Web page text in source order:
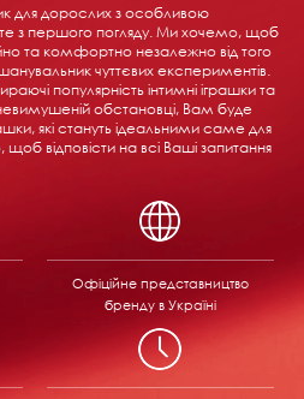
для дорослих з особливою
з першого погляду. Ми хочемо, щоб
та комфортно незалежно від того
чуттєвих експериментів.
популярність інтимні іграшки та
обстановці, Вам буде
які стануть ідеальними саме для
відповісти на всі Ваші запитання
Офіційне представництво
бренду в Україні